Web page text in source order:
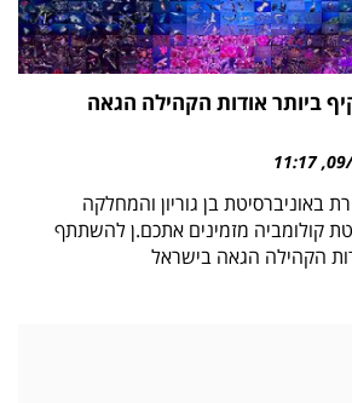
ביותר אודות הקהילה הגאה
11:17
באוניברסיטת בן גוריון והמחלקה
קולומביה מזמינים אתכם.ן להשתתף
הקהילה הגאה בישראל